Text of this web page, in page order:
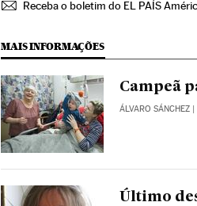
Receba o boletim do EL PAÍS
MAIS INFORMAÇÕES
Campeã
ÁLVARO SÁNCHEZ
Último